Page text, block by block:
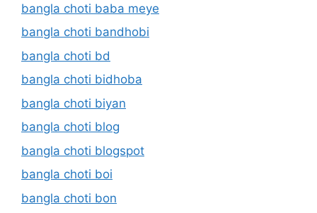
bangla choti baba meye
bangla choti bandhobi
bangla choti bd
bangla choti bidhoba
bangla choti biyan
bangla choti blog
bangla choti blogspot
bangla choti boi
bangla choti bon